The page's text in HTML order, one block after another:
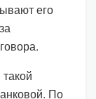
его
По